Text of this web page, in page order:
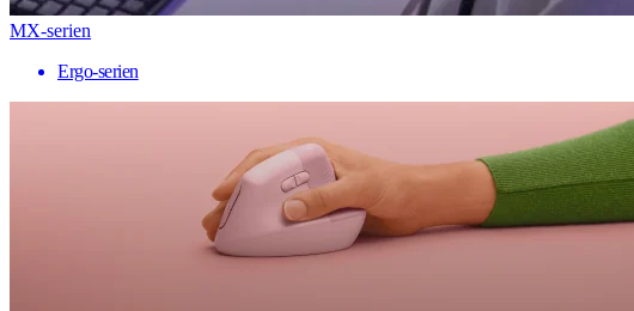
MX-serien
Ergo-serien